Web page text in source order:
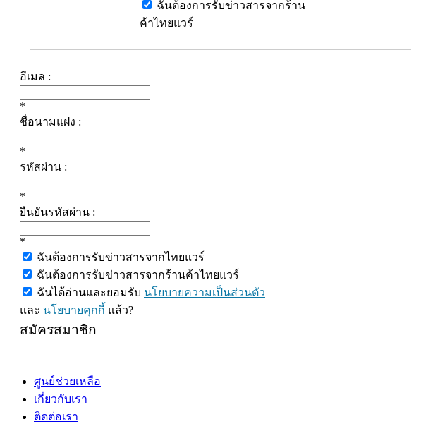
ฉันต้องการรับข่าวสารจากร้าน
ค้าไทยแวร์
อีเมล :
*
ชื่อนามแฝง :
*
รหัสผ่าน :
*
ยืนยันรหัสผ่าน :
*
ฉันต้องการรับข่าวสารจากไทยแวร์
ฉันต้องการรับข่าวสารจากร้านค้าไทยแวร์
ฉันได้อ่านและยอมรับ นโยบายความเป็นส่วนตัว
และ นโยบายคุกกี้ แล้ว?
สมัครสมาชิก
ศูนย์ช่วยเหลือ
เกี่ยวกับเรา
ติดต่อเรา